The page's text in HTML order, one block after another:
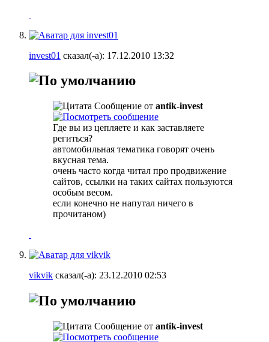
invest01 сказал(-а): 17.12.2010 13:32
Сообщение от antik-invest
Где вы из цепляете и как заставляете
региться?
автомобильная тематика говорят очень
вкусная тема.
очень часто когда читал про продвижение
сайтов, ссылки на таких сайтах пользуются
особым весом.
если конечно не напутал ничего в
прочитаном)
vikvik сказал(-а): 23.12.2010 02:53
Сообщение от antik-invest